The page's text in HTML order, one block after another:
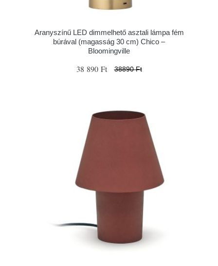
Aranyszínű LED dimmelhető asztali lámpa fém
búrával (magasság 30 cm) Chico –
Bloomingville
38 890 Ft 38890 Ft